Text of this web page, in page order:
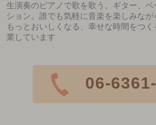
生演奏のピアノで歌を歌う。ギター、
ション。誰でも気軽に音楽を楽しみな
もっとおいしくなる、幸せな時間をつ
業しています
06-